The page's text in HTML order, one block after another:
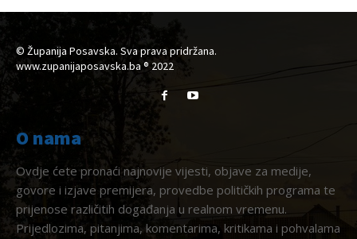
© Županija Posavska. Sva prava pridržana.
www.zupanijaposavska.ba ® 2022
O nama
Ovdje ćete pronaći najnovije vijesti, objave za medije,
govore i izjave premijera, provedbe političkih programa te
prijenose različitih događanja u realnom vremenu.
Prijedlozima, pitanjima, komentarima, kritikama i pohvalama